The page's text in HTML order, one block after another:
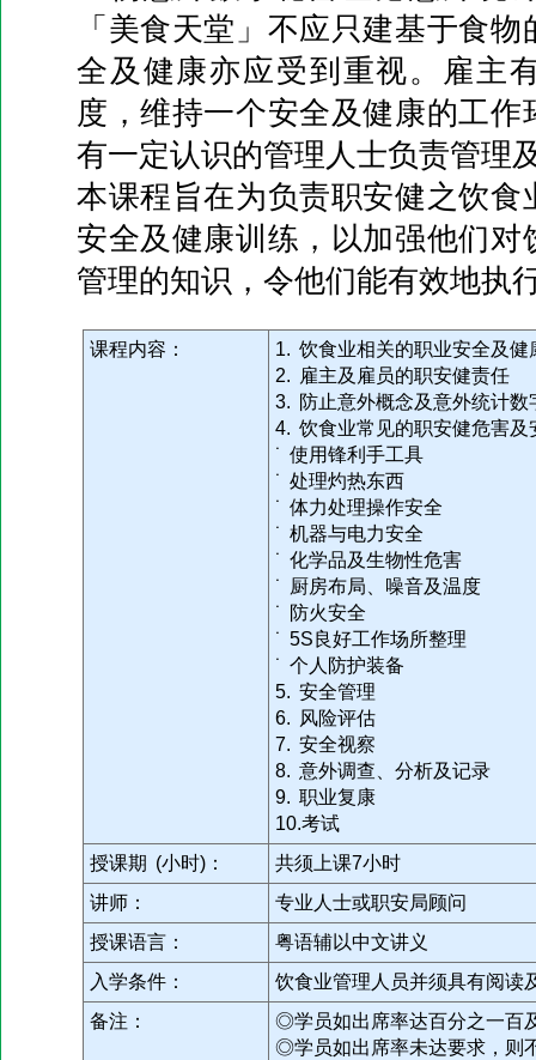
「美食天堂」不应只建基于食
全及健康亦应受到重视。雇主
度，维持一个安全及健康的工
有一定认识的管理人士负责管理
本课程旨在为负责职安健之饮食
安全及健康训练，以加强他们对
管理的知识，令他们能有效地执
课程内容：
1. 饮食业相关的职业安全及健
2. 雇主及雇员的职安健责任
3. 防止意外概念及意外统计数
4. 饮食业常见的职安健危害及
˙ 使用锋利手工具
˙ 处理灼热东西
˙ 体力处理操作安全
˙ 机器与电力安全
˙ 化学品及生物性危害
˙ 厨房布局、噪音及温度
˙ 防火安全
˙ 5S良好工作场所整理
˙ 个人防护装备
5. 安全管理
6. 风险评估
7. 安全视察
8. 意外调查、分析及记录
9. 职业复康
10.考试
授课期 (小时)：
共须上课7小时
讲师：
专业人士或职安局顾问
授课语言：
粤语辅以中文讲义
入学条件：
饮食业管理人员并须具有阅读
备注：
◎学员如出席率达百分之一百
◎学员如出席率未达要求，则